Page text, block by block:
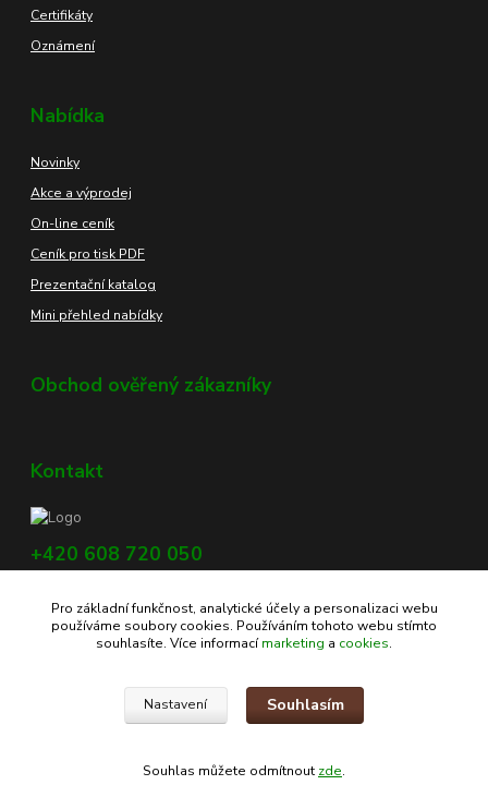
Certifikáty
Oznámení
Nabídka
Novinky
Akce a výprodej
On-line ceník
Ceník pro tisk PDF
Prezentační katalog
Mini přehled nabídky
Obchod ověřený zákazníky
Kontakt
+420 608 720 050
Využijte náš chat, vpravo dole na obrazovce.
info@profikoreni.cz
Copyright © 2020 - www.profikoreni.cz
Pro základní funkčnost, analytické účely a personalizaci webu
používáme soubory cookies. Používáním tohoto webu stímto
souhlasíte. Více informacímarketing a cookies.
Nastavení Souhlasím
Souhlas můžete odmítnout zde.